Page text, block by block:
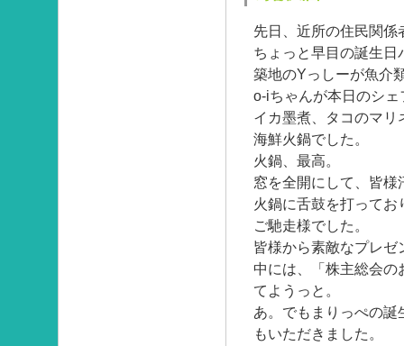
先日、近所の住民関係
ちょっと早目の誕生
築地のYっしーが魚介
o-iちゃんが本日のシェ
イカ墨煮、タコのマ
海鮮火鍋でした。
火鍋、最高。
窓を全開にして、皆
火鍋に舌鼓を打ってお
ご馳走様でした。
皆様から素敵なプレゼ
中には、「株主総会
てようっと。
あ。でもまりっぺの
もいただきました。